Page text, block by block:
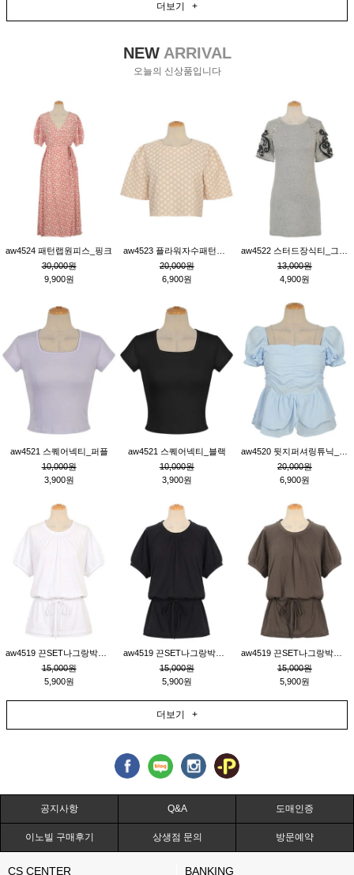
더보기 +
NEWARRIVAL
오늘의 신상품입니다
aw4524 패턴랩원피스_핑크
30,000원
9,900원
20,000원
6,900원
13,000원
4,900원
aw4521 스퀘어넥티_퍼플
10,000원
3,900원
aw4521 스퀘어넥티_블랙
10,000원
3,900원
20,000원
6,900원
15,000원
5,900원
15,000원
5,900원
15,000원
5,900원
더보기 +
공지사항 Q&A 도매인증
이노빌 구매후기 상생점 문의 방문예약
CS CENTER BANKING